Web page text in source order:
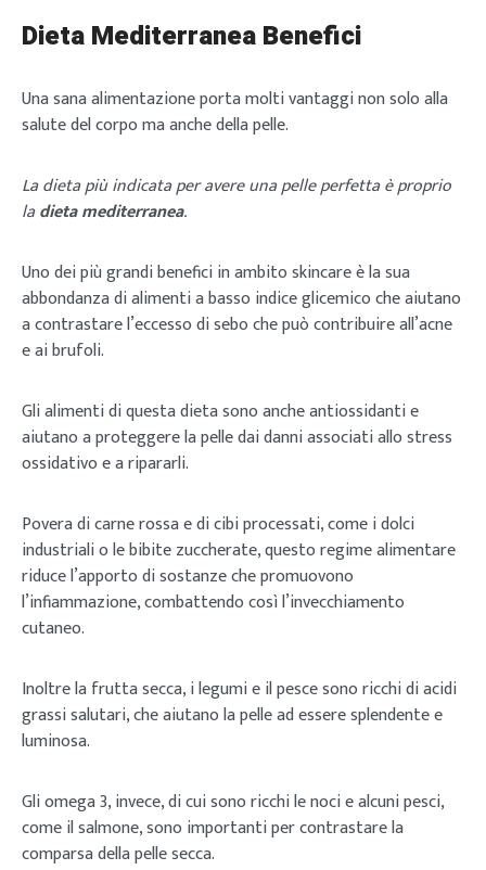
Dieta Mediterranea Benefici
Una sana alimentazione porta molti vantaggi non solo alla
salute del corpo ma anche della pelle.
La dieta più indicata per avere una pelle perfetta è proprio
ladieta mediterranea.
Uno dei più grandi benefici in ambito skincare è la sua
abbondanza di alimenti a basso indice glicemico che aiutano
a contrastare l’eccesso di sebo che può contribuire all’acne
e ai brufoli.
Gli alimenti di questa dieta sono anche antiossidanti e
aiutano a proteggere la pelle dai danni associati allo stress
ossidativo e a ripararli.
Povera di carne rossa e di cibi processati, come i dolci
industriali o le bibite zuccherate, questo regime alimentare
riduce l’apporto di sostanze che promuovono
l’infiammazione, combattendo così l’invecchiamento
cutaneo.
Inoltre la frutta secca, i legumi e il pesce sono ricchi di acidi
grassi salutari, che aiutano la pelle ad essere splendente e
luminosa.
Gli omega 3, invece, di cui sono ricchi le noci e alcuni pesci,
come il salmone, sono importanti per contrastare la
comparsa della pelle secca.